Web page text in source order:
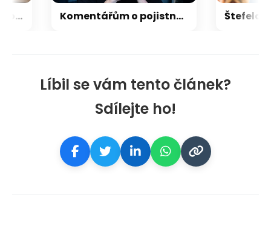
Líbil se vám tento článek?
Sdílejte ho!
Komentářům o pojistném podvodu se můžu jen smát, říká Staněk z Vasky